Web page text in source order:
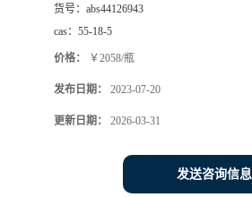
货号： abs44126943
cas： 55-18-5
价格： ￥2058/瓶
发布日期： 2023-07-20
更新日期： 2026-03-31
发送咨询信息